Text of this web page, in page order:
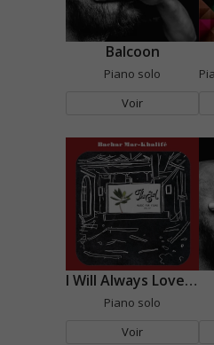
Balcoon
Piano solo
Voir
I Will Always Love You
Piano solo
Voir